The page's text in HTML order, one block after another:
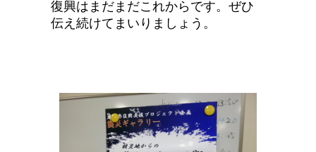
復興はまだまだこれからです。ぜひ
伝え続けてまいりましょう。